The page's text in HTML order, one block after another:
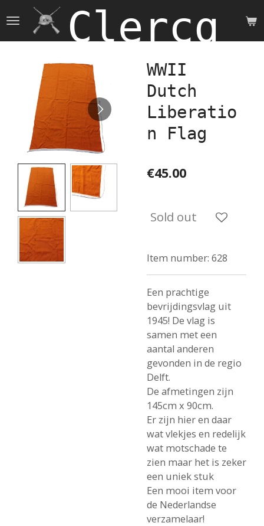
to
main
Clercq
WWII
Dutch
Liberatio
n Flag
€45.00
Sold out
Item number: 628
Een prachtige
bevrijdingsvlag uit
1945! De vlag is
samen met een
aantal anderen
gevonden in de regio
Delft.
De afmetingen zijn
145cm x 90cm.
Er zijn hier en daar
wat vlekjes en redelijk
wat motschade te
zien maar het is zeker
een uniek stuk
Een mooi item voor
de Nederlandse
verzamelaar!